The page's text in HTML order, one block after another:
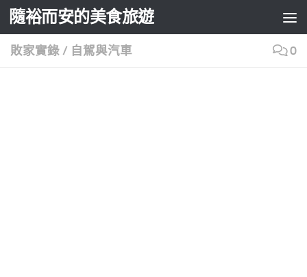
Skip to content
隨裕而安的美食旅遊
敗家實錄 / 自駕與汽車 0